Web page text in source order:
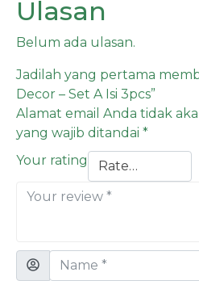
Ulasan
Belum ada ulasan.
Jadilah yang pertama
Decor – Set A Isi 3pcs”
Alamat email Anda tidak
yang wajib ditandai *
Your rating